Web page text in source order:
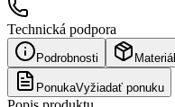
Technická podpora
Podrobnosti Materiál
PonukaVyžiadať ponuku